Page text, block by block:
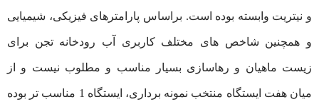
و نیتریت وابسته بوده است. براساس پارامترهای فیزیکی، شیمیایی
و همچنین شاخص های مختلف کاربری آب رودخانه تجن برای
زیست ماهیان و رهاسازی بسیار مناسب و مطلوب نیست و از
میان هفت ایستگاه منتخب نمونه برداری، ایستگاه 1 مناسب تر بوده